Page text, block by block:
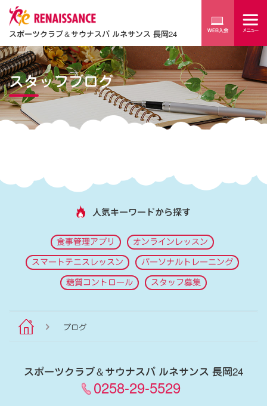
スポーツクラブ＆サウナスパ ルネサンス 長岡24
スタッフブログ
人気キーワードから探す
食事管理アプリ オンラインレッスン
スマートテニスレッスン パーソナルトレーニング
糖質コントロール スタッフ募集
ブログ
スポーツクラブ＆サウナスパ ルネサンス 長岡24
0258-29-5529